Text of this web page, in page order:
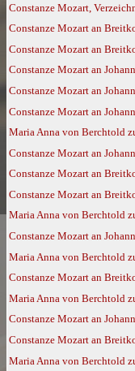
Constanze Mozart,
Constanze Mozart an
Constanze Mozart an
Constanze Mozart an
Constanze Mozart an
Constanze Mozart an
Maria Anna von Berchtold
Constanze Mozart an
Constanze Mozart an
Constanze Mozart an
Maria Anna von Berchtold
Constanze Mozart an
Maria Anna von Berchtold
Constanze Mozart an
Maria Anna von Berchtold
Constanze Mozart an
Constanze Mozart an
Maria Anna von Berchtold